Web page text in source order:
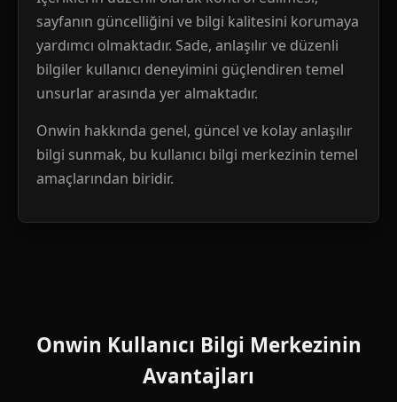
sayfanın güncelliğini ve bilgi kalitesini korumaya
yardımcı olmaktadır. Sade, anlaşılır ve düzenli
bilgiler kullanıcı deneyimini güçlendiren temel
unsurlar arasında yer almaktadır.
Onwin hakkında genel, güncel ve kolay anlaşılır
bilgi sunmak, bu kullanıcı bilgi merkezinin temel
amaçlarından biridir.
Onwin Kullanıcı Bilgi Merkezinin
Avantajları